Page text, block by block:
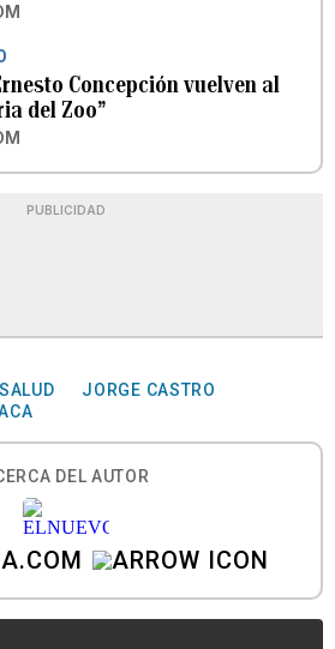
Concepción vuelven al
del Zoo”
PUBLICIDAD
SALUD
JORGE CASTRO
DEL AUTOR